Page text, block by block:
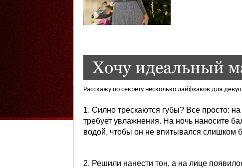
Хочу идеальный
Расскажу по секрету несколько лайфхаков для
1. Силно трескаются губы? Все просто:
требует увлажнения. На ночь наносите
водой, чтобы он не впитывался слишком
2. Решили нанести тон, а на лице